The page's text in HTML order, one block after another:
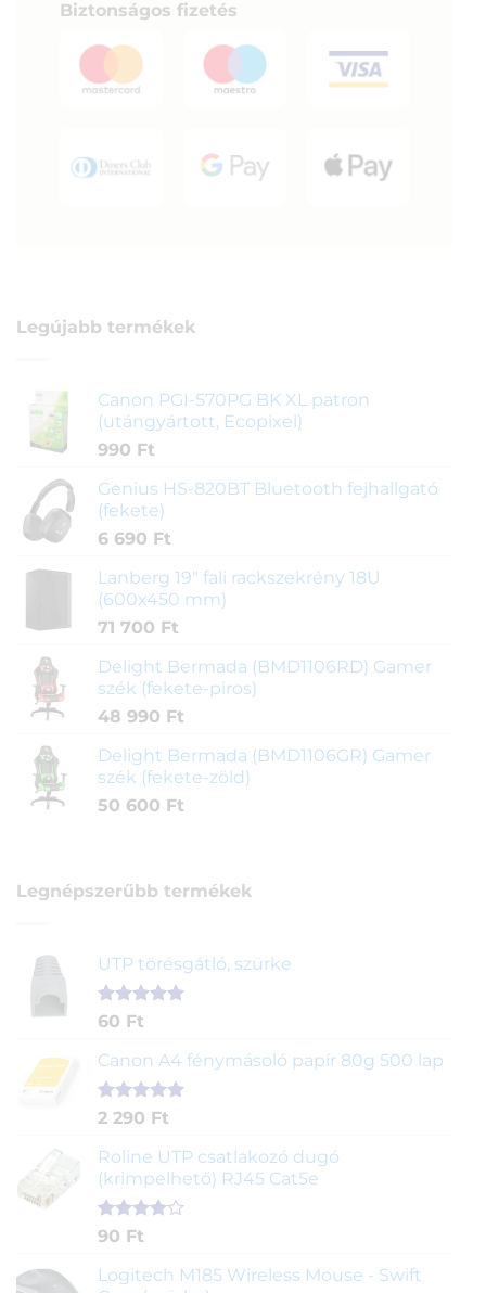
Biztonságos fizetés
Legújabb termékek
Canon PGI-570PG BK XL patron
(utángyártott, Ecopixel)
990 Ft
Genius HS-820BT Bluetooth fejhallgató
(fekete)
6 690 Ft
Lanberg 19" fali rackszekrény 18U
(600x450 mm)
71 700 Ft
Delight Bermada (BMD1106RD) Gamer
szék (fekete-piros)
48 990 Ft
Delight Bermada (BMD1106GR) Gamer
szék (fekete-zöld)
50 600 Ft
Legnépszerűbb termékek
UTP törésgátló, szürke
Értékelés
ből,
1
értékelés
alapján
60 Ft
Canon A4 fénymásoló papír 80g 500 lap
Értékelés
ből,
2
értékelés
alapján
2 290 Ft
Roline UTP csatlakozó dugó
(krimpelhető) RJ45 Cat5e
Értékelés
5-ből,
2
értékelés
90 Ft
Logitech M185 Wireless Mouse - Swift